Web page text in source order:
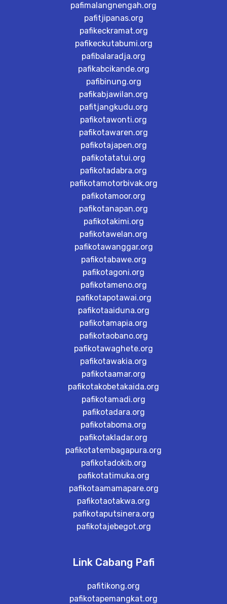
pafimalangnengah.org
pafitjipanas.org
pafikeckramat.org
pafikeckutabumi.org
pafibalaradja.org
pafikabcikande.org
pafibinung.org
pafikabjawilan.org
pafitjangkudu.org
pafikotawonti.org
pafikotawaren.org
pafikotajapen.org
pafikotatatui.org
pafikotadabra.org
pafikotamotorbivak.org
pafikotamoor.org
pafikotanapan.org
pafikotakimi.org
pafikotawelan.org
pafikotawanggar.org
pafikotabawe.org
pafikotagoni.org
pafikotameno.org
pafikotapotawai.org
pafikotaaiduna.org
pafikotamapia.org
pafikotaobano.org
pafikotawaghete.org
pafikotawakia.org
pafikotaamar.org
pafikotakobetakaida.org
pafikotamadi.org
pafikotadara.org
pafikotaboma.org
pafikotakladar.org
pafikotatembagapura.org
pafikotadokib.org
pafikotatimuka.org
pafikotaamamapare.org
pafikotaotakwa.org
pafikotaputsinera.org
pafikotajebegot.org
Link Cabang Pafi
pafitikong.org
pafikotapemangkat.org